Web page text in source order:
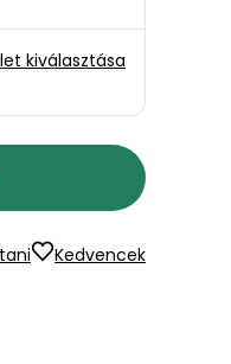
kiválasztása
Kedvencek